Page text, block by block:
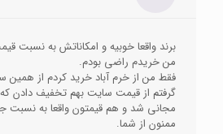
برند واقعا خوبیه و امکاناتش به نسبت
من خریدم راضی بودم.
فقط من از خرم آباد خرید کردم از
گرفتم از قیمت سایت بهم تخفیف دادن که
مجانی شد و هم قیمتون واقعا به نسبت
ممنون از شما.